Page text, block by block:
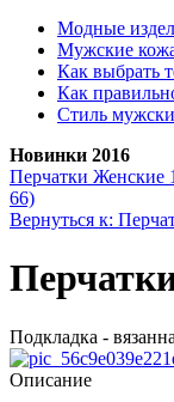
Модные
Мужские
Как выбрать
Как
Стиль
Новинки 2016
Перчатки Женские
66)
Вернуться к:
Подкладка -
Описание